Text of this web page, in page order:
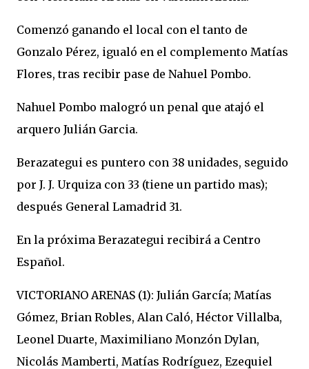
Comenzó ganando el local con el tanto de
Gonzalo Pérez, igualó en el complemento Matías
Flores, tras recibir pase de Nahuel Pombo.
Nahuel Pombo malogró un penal que atajó el
arquero Julián Garcia.
Berazategui es puntero con 38 unidades, seguido
por J. J. Urquiza con 33 (tiene un partido mas);
después General Lamadrid 31.
En la próxima Berazategui recibirá a Centro
Español.
VICTORIANO ARENAS (1): Julián García; Matías
Gómez, Brian Robles, Alan Caló, Héctor Villalba,
Leonel Duarte, Maximiliano Monzón Dylan,
Nicolás Mamberti, Matías Rodríguez, Ezequiel